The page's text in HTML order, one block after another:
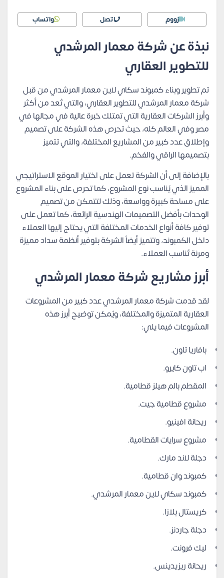
زووم اتصل واتساب
نبذة عن شركة معمار المرشدي
للتطوير العقاري
تم تطوير وبناء كمبوند سكاي لاين معمار المرشدي من قبل
شركة معمار المرشدي للتطوير العقاري، والتي تُعد من أكثر
وأبرز الشركات العقارية التي تمتلك خبرة عالية في مجالها في
مصر وفي العالم كله، حيث تحرص هذه الشركة على تصميم
وإطلاق عدد كبير من المشاريع المختلفة، والتي تتميز
بتصميمها الراقي والفخم.
بالإضافة إلى أن الشركة تعمل على اختيار الموقع الاستراتيجي
المميز الذي يُناسب نوع المشروع، كما تحرص على بناء المشروع
على مساحة كبيرة وواسعة، وذلك لتتمكن من تصميم
الوحدات بأفضل التصميمات الهندسية الرائعة، كما تعمل على
توفير كافة أنواع الخدمات المختلفة التي يحتاج إليها العملاء
داخل الكمبوند، وتتميز أيضاً الشركة بتوفير أنظمة سداد مميزة
ومرنة تُناسب العملاء.
أبرز مشاريع شركة معمار المرشدي
لقد قدمت شركة معمار المرشدي عدد كبير من المشروعات
العقارية المتميزة والمختلفة، ويُمكن توضيح أبرز هذه
المشروعات فيما يلي:
بافاريا تاون.
اب تاون كايرو.
المقطم بالم هيلز قطامية.
مشروع قطامية جيت.
ريحانة افينيو.
مشروع سرايات القطامية.
دجلة لاند مارك.
كمبوند وان قطامية.
كمبوند سكاي لاين معمار المرشدي.
كريستال بلازا.
دجلة جاردنز.
ليك فرونت.
ريحانة ريزيدينس.